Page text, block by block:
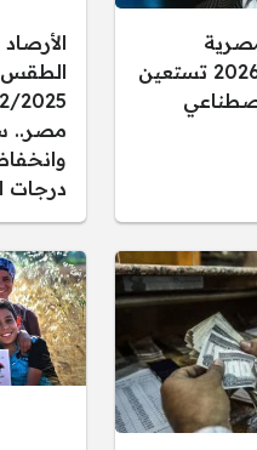
برمضان 2026 تستعين
الطقس
مصر..
درجات